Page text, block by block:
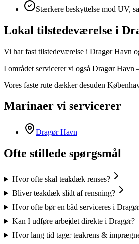
Stærkere beskyttelse mod UV,
Lokal tilstedeværelse i
Vi har fast tilstedeværelse i Dragør Havn
I området servicerer vi også Dragør Havn
Vores faste rute dækker desuden
Marinaer vi servicerer
Dragør Havn
Ofte stillede spørgsmål
Hvor ofte skal teakdæk renses?
Bliver teakdæk slidt af rensning?
Hvor ofte bør en båd serviceres i
Kan I udføre arbejdet direkte i Dragør?
Hvor lang tid tager teakrens &